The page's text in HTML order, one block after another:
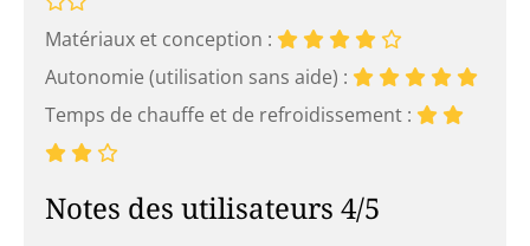
Matériaux et conception :
Autonomie (utilisation sans aide) :
Temps de chauffe et de refroidissement :
Notes des utilisateurs 4/5